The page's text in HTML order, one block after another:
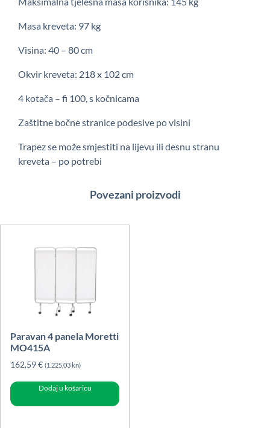
Masa kreveta: 97 kg
Visina: 40 – 80 cm
Okvir kreveta: 218 x 102 cm
4 kotača – fi 100, s kočnicama
Zaštitne bočne stranice podesive po visini
Trapez se može smjestiti na lijevu ili desnu stranu
kreveta – po potrebi
Povezani proizvodi
Paravan 4 panela Moretti
MO415A
162,59€ (1.225,03 kn)
Dodaj u košaricu